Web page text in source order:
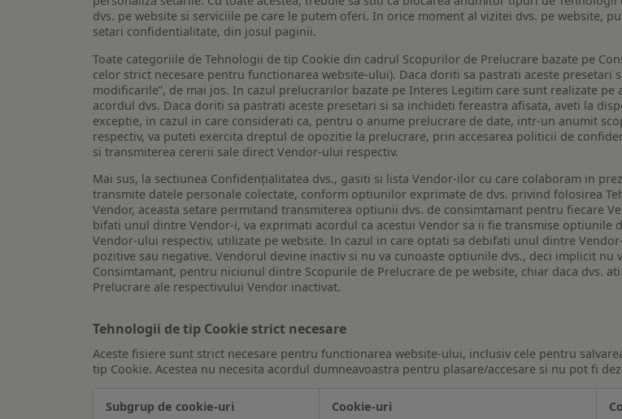
dvs. pe website si serviciile pe care le putem oferi. In orice moment al vizitei dvs. pe website,
setari confidentialitate, din josul paginii.
Toate categoriile de Tehnologii de tip Cookie din cadrul Scopurilor de Prelucrare bazate pe
celor strict necesare pentru functionarea website-ului). Daca doriti sa pastrati aceste presetari
modificarile”, de mai jos. In cazul prelucrarilor bazate pe Interes Legitim care sunt realizate
acordul dvs. Daca doriti sa pastrati aceste presetari si sa inchideti fereastra afisata, aveti la
exceptie, in cazul in care considerati ca, pentru o anume prelucrare de date, intr-un anumit
respectiv, va puteti exercita dreptul de opozitie la prelucrare, prin accesarea politicii de
si transmiterea cererii sale direct Vendor-ului respectiv.
Mai sus, la sectiunea Confidențialitatea dvs., gasiti si lista Vendor-ilor cu care colaboram in
transmite datele personale colectate, conform optiunilor exprimate de dvs. privind folosirea
Vendor, aceasta setare permitand transmiterea optiunii dvs. de consimtamant pentru fiecare
bifati unul dintre Vendor-i, va exprimati acordul ca acestui Vendor sa ii fie transmise optiunile
Vendor-ului respectiv, utilizate pe website. In cazul in care optati sa debifati unul dintre
pozitive sau negative. Vendorul devine inactiv si nu va cunoaste optiunile dvs., deci implicit
Consimtamant, pentru niciunul dintre Scopurile de Prelucrare de pe website, chiar daca dvs.
Prelucrare ale respectivului Vendor inactivat.
Tehnologii de tip Cookie strict necesare
Aceste fisiere sunt strict necesare pentru functionarea website-ului, inclusiv cele pentru
tip Cookie. Acestea nu necesita acordul dumneavoastra pentru plasare/accesare si nu pot fi
Subgrup de cookie-uri Cookie-uri